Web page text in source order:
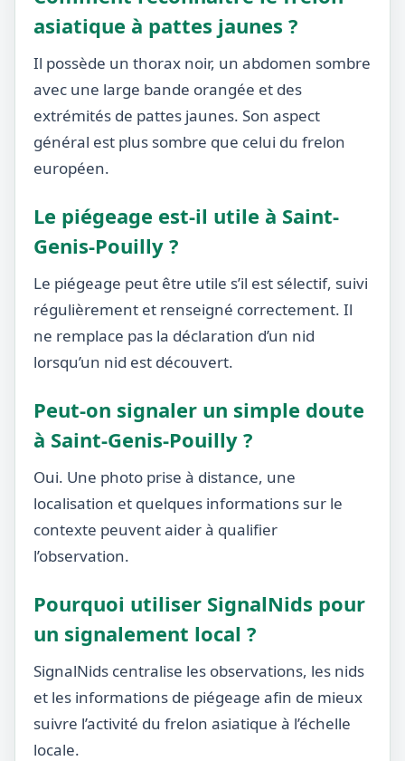
asiatique à pattes jaunes ?
Il possède un thorax noir, un abdomen sombre
avec une large bande orangée et des
extrémités de pattes jaunes. Son aspect
général est plus sombre que celui du frelon
européen.
Le piégeage est-il utile à Saint-
Genis-Pouilly ?
Le piégeage peut être utile s’il est sélectif, suivi
régulièrement et renseigné correctement. Il
ne remplace pas la déclaration d’un nid
lorsqu’un nid est découvert.
Peut-on signaler un simple doute
à Saint-Genis-Pouilly ?
Oui. Une photo prise à distance, une
localisation et quelques informations sur le
contexte peuvent aider à qualifier
l’observation.
Pourquoi utiliser SignalNids pour
un signalement local ?
SignalNids centralise les observations, les nids
et les informations de piégeage afin de mieux
suivre l’activité du frelon asiatique à l’échelle
locale.